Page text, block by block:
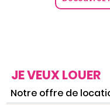
JE VEUX LOUER
Notre offre de